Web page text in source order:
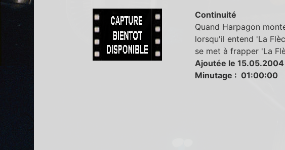
Continuité
Quand Harpagon
lorsqu'il entend 'La
se met à frapper 'La
Ajoutée le 15.05.2004
Minutage : 01:00:00